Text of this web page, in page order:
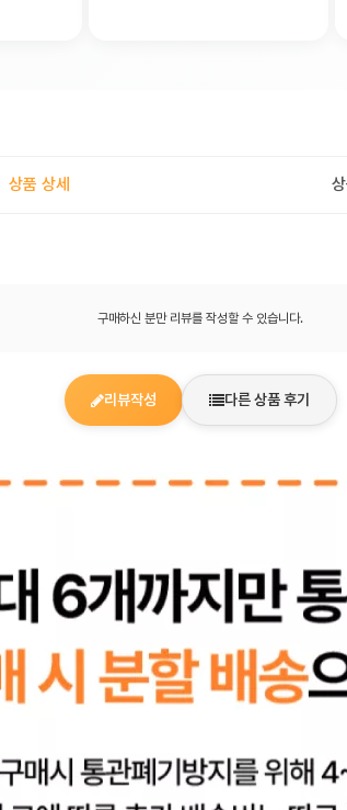
상품 상세
구매하신 분만 리뷰를 작성할 수 있습니다.
리뷰작성 다른 상품 후기